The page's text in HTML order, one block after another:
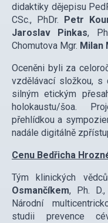
didaktiky dějepisu
CSc., PhDr. Petr
Jaroslav Pinkas,
Chomutova Mgr. Milan
Oceněni byli za
vzdělávací složkou, s
silným etickým
holokaustu/šoa.
přehlídkou a
nadále digitálně
Cenu Bedřicha
Tým klinických
Osmančíkem, Ph.
Národní
studii prevence